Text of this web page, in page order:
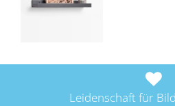
e
Leidenschaft für